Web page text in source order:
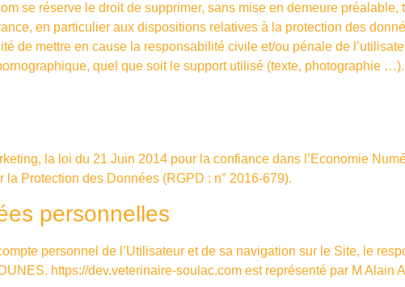
se réserve le droit de supprimer, sans mise en demeure préalable,
en particulier aux dispositions relatives à la protection des
de mettre en cause la responsabilité civile et/ou pénale de
quel que soit le support utilisé (texte, photographie …).
la loi du 21 Juin 2014 pour la confiance dans l’Economie
Protection des Données (RGPD : n° 2016-679).
personnelles
personnel de l’Utilisateur et de sa navigation sur le Site, le
https://dev.veterinaire-soulac.com est représenté par M Alain